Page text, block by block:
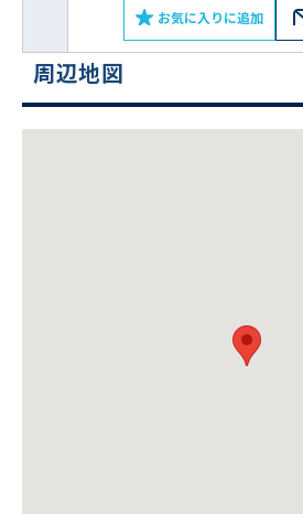
お気に入りに追加
平日 9:00〜18:00
周辺地図